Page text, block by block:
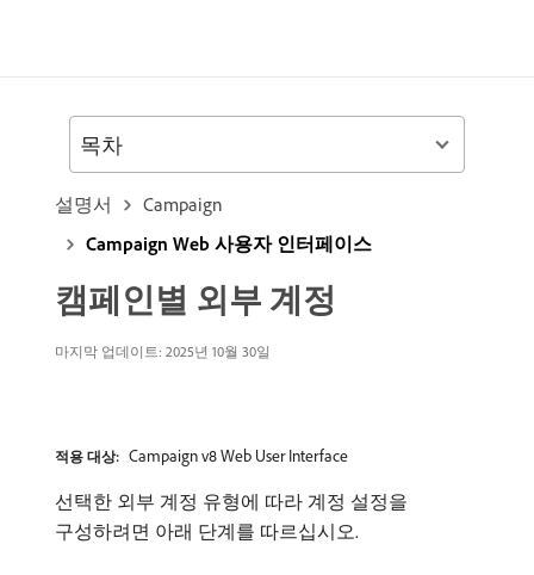
설명서
Campaign
Campaign Web 사용자 인터페이스
캠페인별 외부 계정
마지막 업데이트: 2025년 10월 30일
적용 대상: Campaign v8 Web User Interface
선택한 외부 계정 유형에 따라 계정 설정을
구성하려면 아래 단계를 따르십시오.
목차